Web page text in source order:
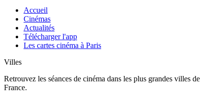
Accueil
Cinémas
Actualités
Télécharger l'app
Les cartes cinéma à Paris
Villes
Retrouvez les séances de cinéma dans les plus grandes villes de
France.